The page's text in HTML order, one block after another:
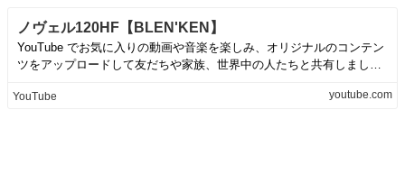
ノヴェル120HF【BLEN'KEN】
YouTube でお気に入りの動画や音楽を楽しみ、オリジナルのコンテン
ツをアップロードして友だちや家族、世界中の人たちと共有しましょ
YouTube youtube.com